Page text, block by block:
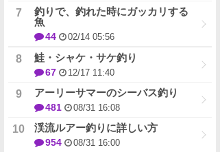
釣りで、釣れた時にガッカリする
魚
44 02/14 05:56
鮭・シャケ・サケ釣り
67 12/17 11:40
アーリーサマーのシーバス釣り
481 08/31 16:08
渓流ルアー釣りに詳しい方
954 08/31 16:00